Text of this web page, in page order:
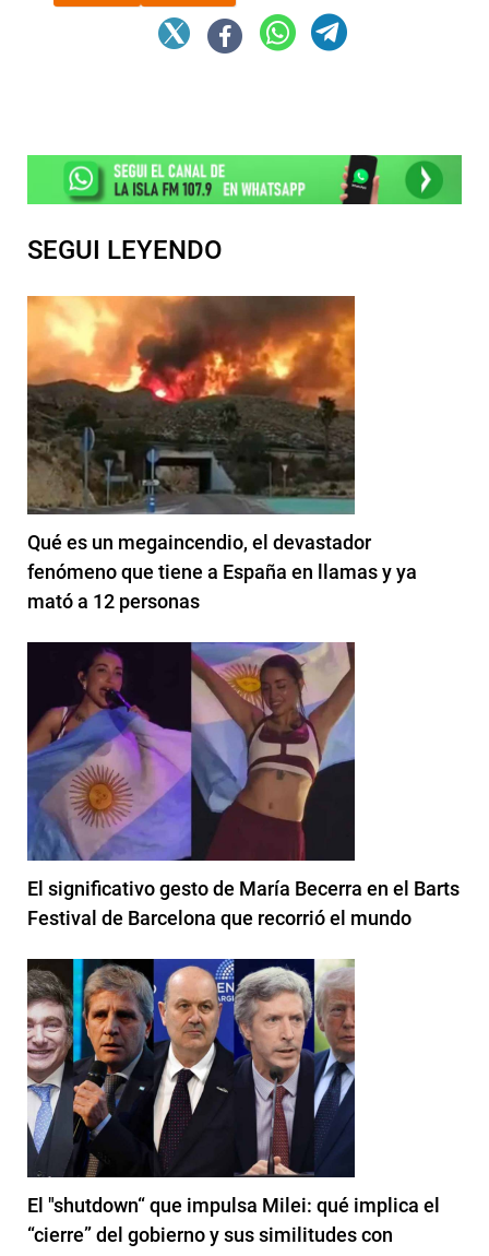
SEGUI LEYENDO
Qué es un megaincendio, el devastador
fenómeno que tiene a España en llamas y ya
mató a 12 personas
El significativo gesto de María Becerra en el Barts
Festival de Barcelona que recorrió el mundo
El "shutdown“ que impulsa Milei: qué implica el
“cierre” del gobierno y sus similitudes con